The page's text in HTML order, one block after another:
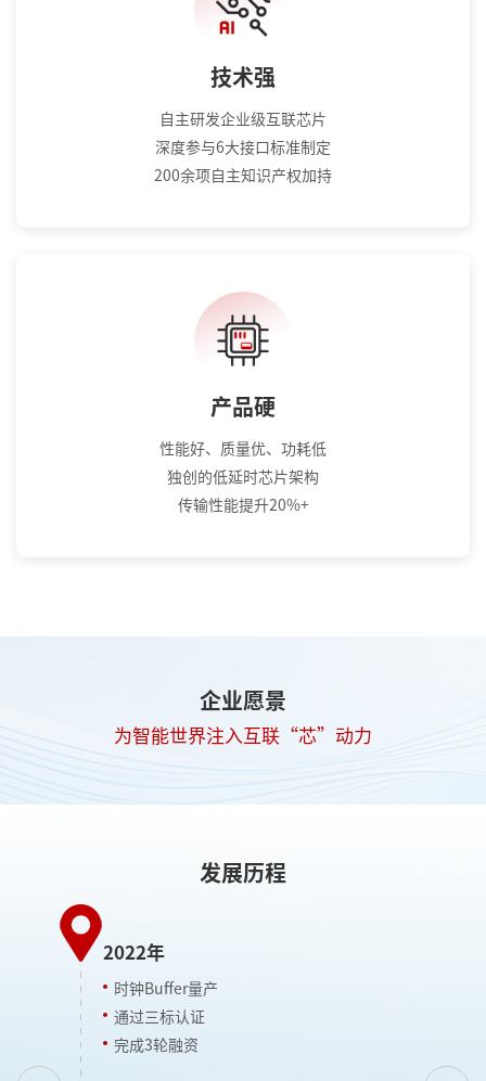
技术强
自主研发企业级互联芯片
深度参与6大接口标准制定
200余项自主知识产权加持
产品硬
性能好、质量优、功耗低
独创的低延时芯片架构
传输性能提升20%+
企业愿景
为智能世界注入互联“芯”动力
发展历程
2022年
时钟Buffer量产
通过三标认证
完成3轮融资